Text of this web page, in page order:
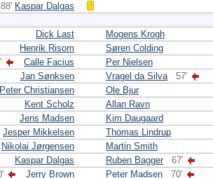
88' Kaspar Dalgas
Dick Last
Mogens Krogh
Henrik Risom
Søren Colding
Calle Facius
Per Nielsen
Jan Sønksen
Vragel da Silva
57'
Peter Christiansen
Ole Bjur
Kent Scholz
Allan Ravn
Jens Madsen
Kim Daugaard
Jesper Mikkelsen
Thomas Lindrup
Nikolai Jørgensen
Martin Smith
Kaspar Dalgas
Ruben Bagger
67'
Jerry Brown Peter Madsen 70'